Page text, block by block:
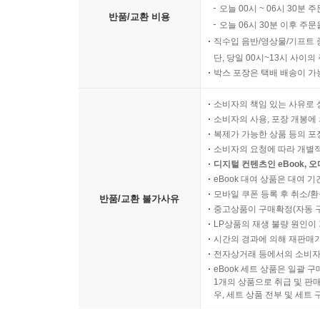
반품/교환 비용
오늘 00시 ~ 06시 30분
오늘 06시 30분 이후 주
직수입 음반/영상물/기프트
단, 당일 00시~13시 사이의
박스 포장은 택배 배송이
반품/교환 불가사유
소비자의 책임 있는 사유로
소비자의 사용, 포장 개봉
복제가 가능한 상품 등의
소비자의 요청에 따라 개별
디지털 컨텐츠인 eBook,
eBook 대여 상품은 대여 기
모바일 쿠폰 등록 후 취소/
중고상품이 구매확정(자동
LP상품의 재생 불량 원인
시간의 경과에 의해 재판매
전자상거래 등에서의 소비
eBook 세트 상품은 일괄 구
1개의 상품으로 취급 및 판
우, 세트 상품 전부 및 세트